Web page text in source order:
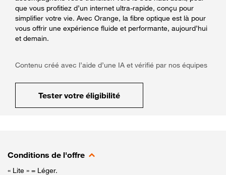
que vous profitiez d’un internet ultra-rapide, conçu pour
simplifier votre vie. Avec Orange, la fibre optique est là pour
vous offrir une expérience fluide et performante, aujourd’hui
et demain.
Contenu créé avec l’aide d’une IA et vérifié par nos équipes
Tester votre éligibilité
Conditions de l'offre
« Lite » = Léger.